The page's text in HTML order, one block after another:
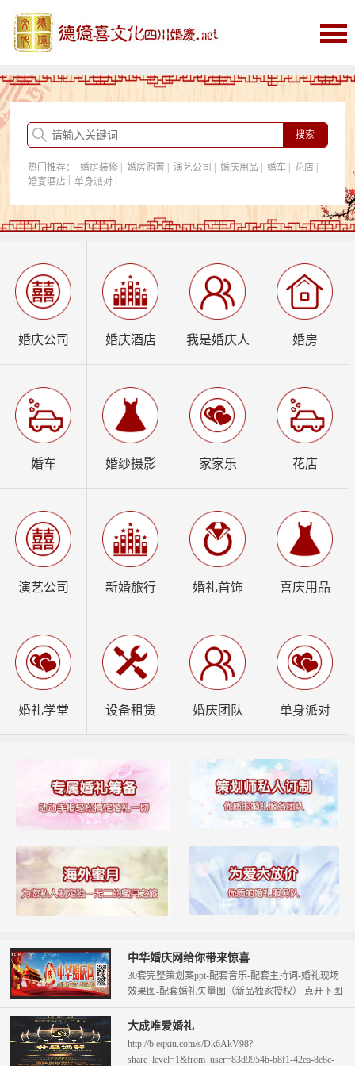
首页
婚庆
婚庆酒店
婚房购置
我是婚庆人
热门推荐： 婚房装修| 婚房购置 演艺公司 婚庆用品 婚车| 花店|
婚宴酒店| 单身派对|
婚庆公司 婚庆酒店 我是婚庆人 婚房
婚车 婚纱摄影 家家乐 花店
演艺公司 新婚旅行 婚礼首饰 喜庆用品
婚礼学堂 设备租赁 婚庆团队 单身派对
中华婚庆网给你带来惊喜
30套完整策划案ppt-配套音乐-配套主持词-婚礼现场
效果图-配套婚礼矢量图（新品独家授权） 点开下图
大成唯爱婚礼
http://b.eqxiu.com/s/Dk6AkV98?
share_level=1&from_user=83d9954b-b8f1-42ea-8e8c-